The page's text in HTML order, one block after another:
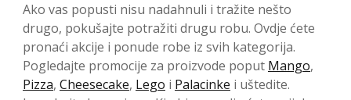
Ako vas popusti nisu nadahnuli i tražite nešto
drugo, pokušajte potražiti drugu robu. Ovdje ćete
pronaći akcije i ponude robe iz svih kategorija.
Pogledajte promocije za proizvode poput Mango,
Pizza, Cheesecake, Lego i Palacinke i uštedite.